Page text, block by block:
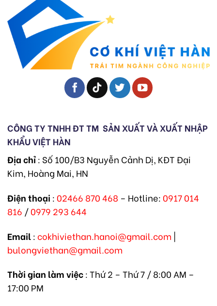
CÔNG TY TNHH ĐT TM SẢN XUẤT VÀ XUẤT NHẬP
KHẨU VIỆT HÀN
Địa chỉ: Số 100/B3 Nguyễn Cảnh Dị, KĐT Đại
Kim, Hoàng Mai, HN
Điện thoại : 02466 870 468 – Hotline: 0917 014
816 /0979 293 644
Email: cokhiviethan.hanoi@gmail.com |
bulongviethan@gmail.com
Thời gian làm việc: Thứ 2 – Thứ 7 / 8:00 AM –
17:00 PM